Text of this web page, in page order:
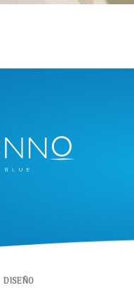
DISEÑO